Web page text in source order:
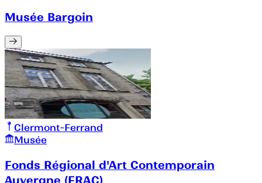
Musée Bargoin
Clermont-Ferrand
Musée
Fonds Régional d'Art Contemporain
Auvergne (FRAC)